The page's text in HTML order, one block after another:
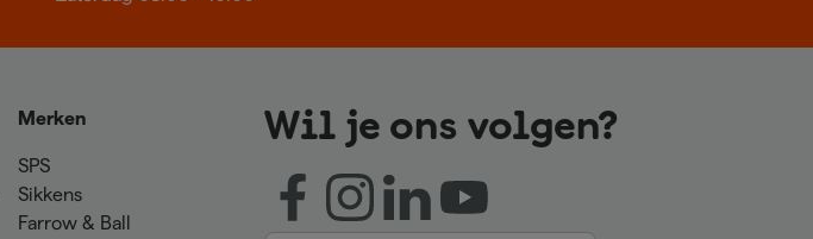
Merken
SPS
Sikkens
Farrow & Ball
Wil je ons volgen?